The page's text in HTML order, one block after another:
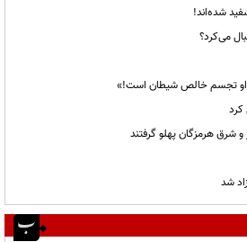
شده‌اند!
تجسم خالص شیطان است!»
کرد